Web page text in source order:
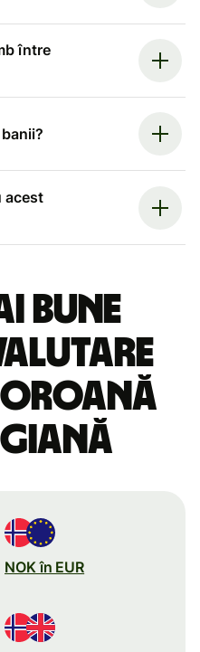
între
acest
bune
NOK în EUR